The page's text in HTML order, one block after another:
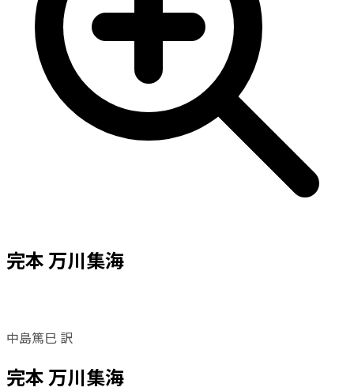
完本 万川集海
中島篤巳 訳
完本 万川集海